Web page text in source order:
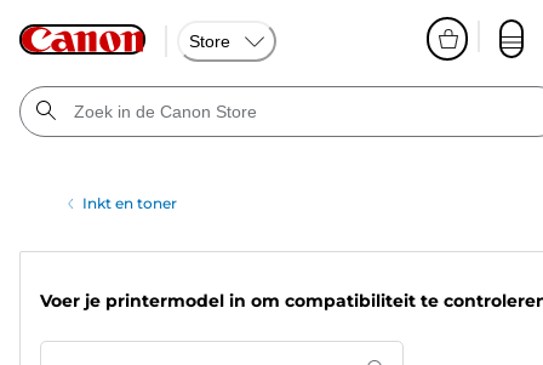
Store
Inkt en toner
Voer je printermodel in om compatibiliteit te